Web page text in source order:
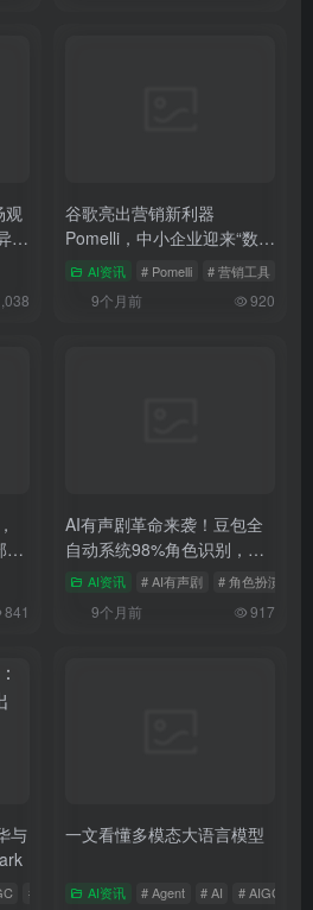
观
军
谷歌亮出营销新利器
Pomelli，中小企业迎来“数字
军师”时代
AI资讯 # Pomelli # 营销工具
9个月前 920
”
841
AI有声剧革命来袭！豆包全
自动系统98%角色识别，成
本暴降90%，效果直逼专业
AI资讯 # AI有声剧 # 角色扮演
9个月前 917
与
# AIGC应用
一文看懂多模态大语言模型
AI资讯 # Agent # AI # AIGC